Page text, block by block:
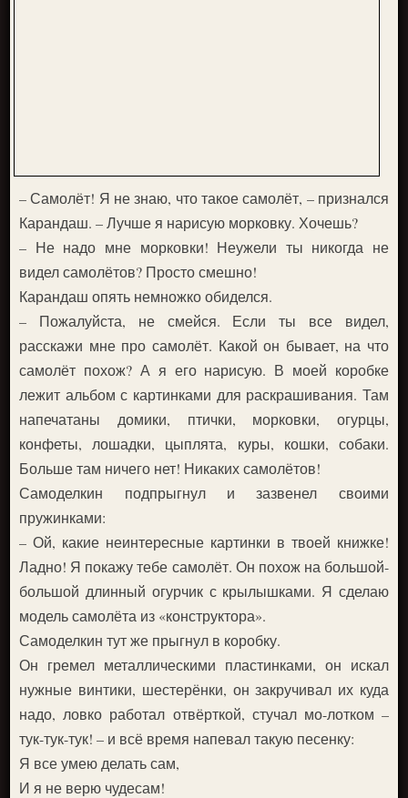
– Самолёт! Я не знаю, что такое самолёт, – признался
Карандаш. – Лучше я нарисую морковку. Хочешь?
– Не надо мне морковки! Неужели ты никогда не
видел самолётов? Просто смешно!
Карандаш опять немножко обиделся.
– Пожалуйста, не смейся. Если ты все видел,
расскажи мне про самолёт. Какой он бывает, на что
самолёт похож? А я его нарисую. В моей коробке
лежит альбом с картинками для раскрашивания. Там
напечатаны домики, птички, морковки, огурцы,
конфеты, лошадки, цыплята, куры, кошки, собаки.
Больше там ничего нет! Никаких самолётов!
Самоделкин подпрыгнул и зазвенел своими
пружинками:
– Ой, какие неинтересные картинки в твоей книжке!
Ладно! Я покажу тебе самолёт. Он похож на большой-
большой длинный огурчик с крылышками. Я сделаю
модель самолёта из «конструктора».
Самоделкин тут же прыгнул в коробку.
Он гремел металлическими пластинками, он искал
нужные винтики, шестерёнки, он закручивал их куда
надо, ловко работал отвёрткой, стучал мо-лотком –
тук-тук-тук! – и всё время напевал такую песенку:
Я все умею делать сам,
И я не верю чудесам!